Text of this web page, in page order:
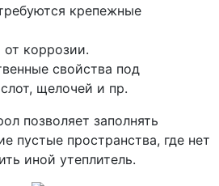
крепежные
коррозии.
свойства под
щелочей и пр.
позволяет заполнять
пустые пространства, где нет
иной утеплитель.